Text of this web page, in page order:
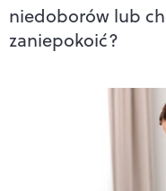
niedoborów lub
zaniepokoić?